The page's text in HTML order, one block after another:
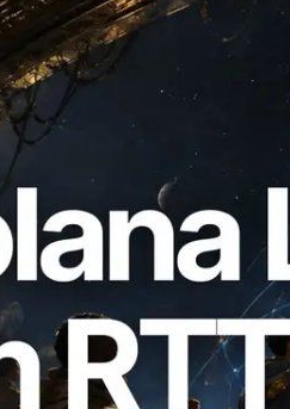
Leader Slot API
a partir de 7 regiões
Information API